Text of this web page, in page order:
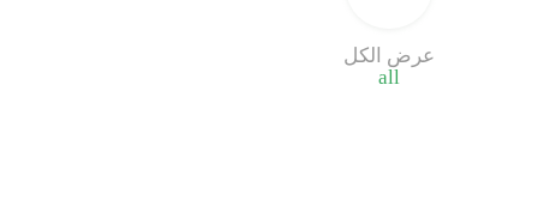
all
عرض الكل